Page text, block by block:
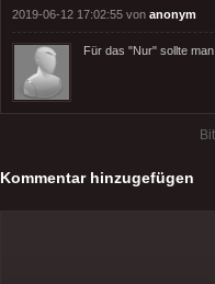
2019-06-12 17:02:55 von anonym
Für das "Nur" sollte
Kommentar hinzugefügen